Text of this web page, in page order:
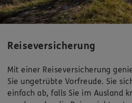
Reiseversicherung
Mit einer Reiseversicherung
Sie ungetrübte Vorfreude. Sie
einfach ab, falls Sie im Ausland